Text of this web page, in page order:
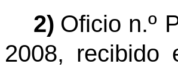
2) Oficio n.º
2008, recibido